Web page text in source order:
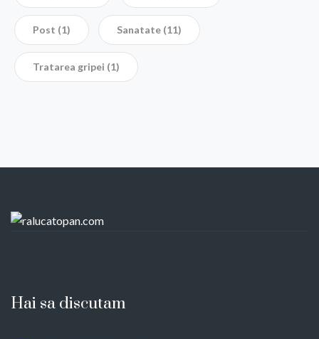
Post (1) Sanatate (11)
Tratarea gripei (1)
Hai sa discutam